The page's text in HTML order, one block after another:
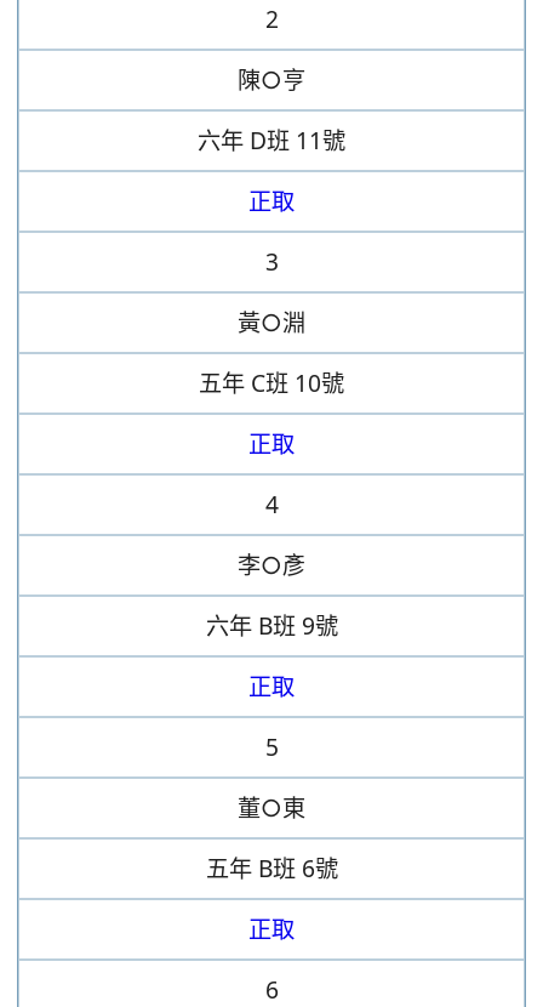
2
陳○亨
六年 D班 11號
正取
3
黃○淵
五年 C班 10號
正取
4
李○彥
六年 B班 9號
正取
5
董○東
五年 B班 6號
正取
6